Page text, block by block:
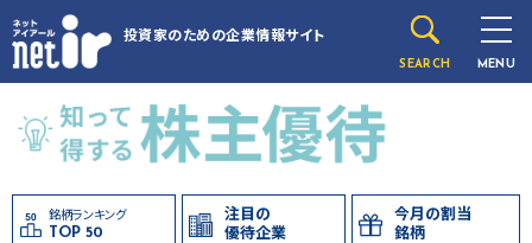
投資家のための企業情報サイト
SEARCH MENU
銘柄ランキング
TOP 50
注目の
優待企業
今月の割当
銘柄